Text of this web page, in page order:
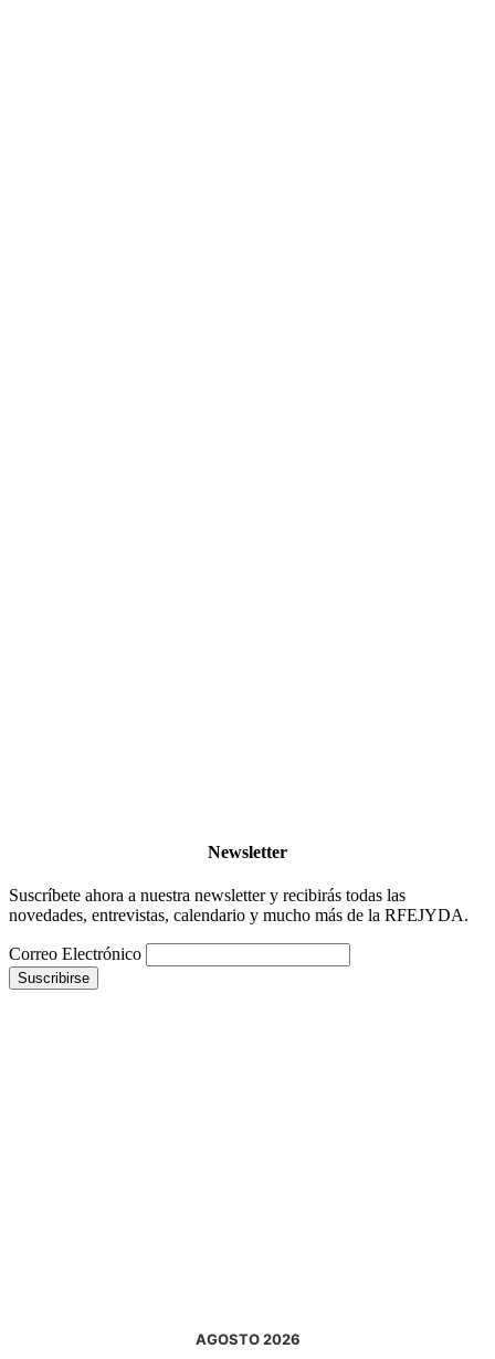
Newsletter
Suscríbete ahora a nuestra newsletter y recibirás todas las
novedades, entrevistas, calendario y mucho más de la RFEJYDA.
Correo Electrónico
AGOSTO 2026